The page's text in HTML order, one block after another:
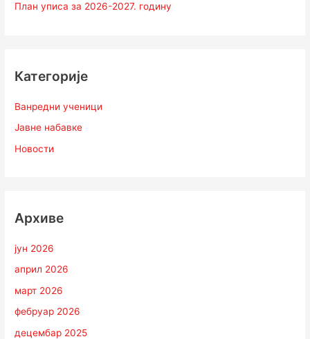
План уписа за 2026-2027. годину
Категорије
Ванредни ученици
Јавне набавке
Новости
Архиве
јун 2026
април 2026
март 2026
фебруар 2026
децембар 2025